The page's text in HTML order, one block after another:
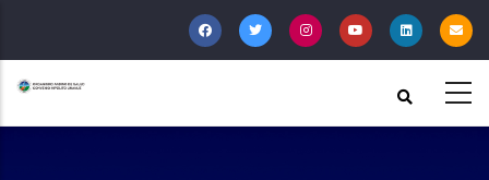
al
contenido
principal